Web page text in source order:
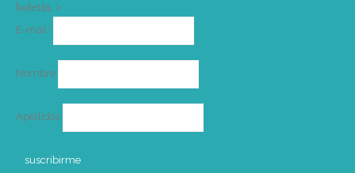
boletín. >
E-mail*
Nombre
Apellidos